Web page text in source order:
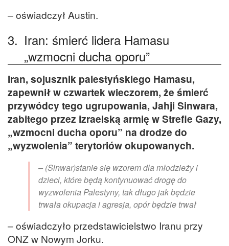
– oświadczył Austin.
3. Iran: śmierć lidera Hamasu
„wzmocni ducha oporu”
Iran, sojusznik palestyńskiego Hamasu,
zapewnił w czwartek wieczorem, że śmierć
przywódcy tego ugrupowania, Jahji Sinwara,
zabitego przez izraelską armię w Strefie Gazy,
„wzmocni ducha oporu” na drodze do
„wyzwolenia” terytoriów okupowanych.
– (Sinwar)stanie się wzorem dla młodzieży i
dzieci, które będą kontynuować drogę do
wyzwolenia Palestyny, tak długo jak będzie
trwała okupacja i agresja, opór będzie trwał
– oświadczyło przedstawicielstwo Iranu przy
ONZ w Nowym Jorku.